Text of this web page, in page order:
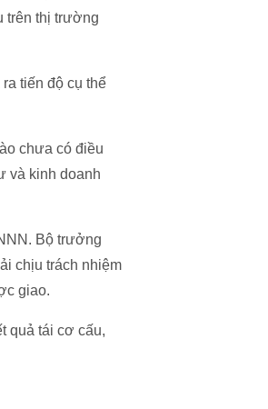
trên thị trường
tiến độ cụ thể
chưa có điều
và kinh doanh
Bộ trưởng
chịu trách nhiệm
giao.
quả tái cơ cấu,